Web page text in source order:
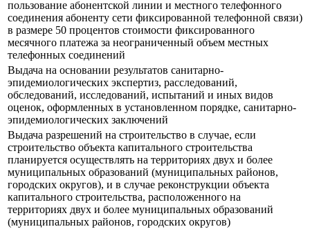
пользование абонентской линии и местного телефонного
соединения абоненту сети фиксированной телефонной связи)
в размере 50 процентов стоимости фиксированного
месячного платежа за неограниченный объем местных
телефонных соединений
Выдача на основании результатов санитарно-
эпидемиологических экспертиз, расследований,
обследований, исследований, испытаний и иных видов
оценок, оформленных в установленном порядке, санитарно-
эпидемиологических заключений
Выдача разрешений на строительство в случае, если
строительство объекта капитального строительства
планируется осуществлять на территориях двух и более
муниципальных образований (муниципальных районов,
городских округов), и в случае реконструкции объекта
капитального строительства, расположенного на
территориях двух и более муниципальных образований
(муниципальных районов, городских округов)